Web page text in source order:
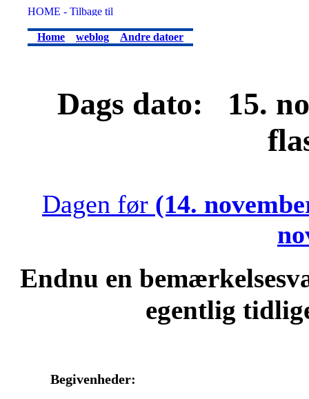
Home weblog Andre datoer
Dags dato: 15.
Dagen før (14.
Endnu en
egentlig
Begivenheder: